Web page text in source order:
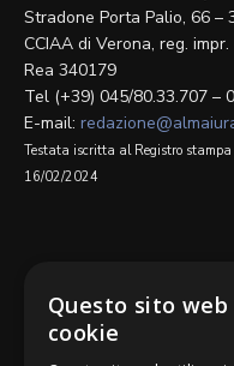
Stradone Porta Palio, 66 –
CCIAA di Verona, reg.
Rea 340179
Tel (+39) 045/80.33.707 –
E-mail:
Testata iscritta al Registro
16/02/2024
Questo sito
cookie